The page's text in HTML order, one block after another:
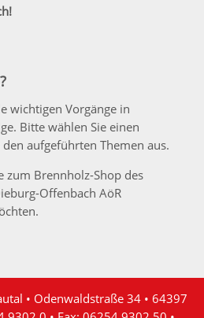
wichtigen Vorgänge in
Bitte wählen Sie einen
aufgeführten Themen aus.
zum Brennholz-Shop des
Offenbach AöR
• Odenwaldstraße 34 • 64397